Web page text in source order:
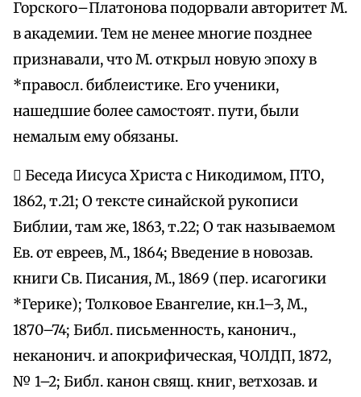
Горского–Платонова подорвали авторитет М.
в академии. Тем не менее многие позднее
признавали, что М. открыл новую эпоху в
*правосл. библеистике. Его ученики,
нашедшие более самостоят. пути, были
немалым ему обязаны.
 Беседа Иисуса Христа с Никодимом, ПТО,
1862, т.21; О тексте синайской рукописи
Библии, там же, 1863, т.22; О так называемом
Ев. от евреев, М., 1864; Введение в новозав.
книги Св. Писания, М., 1869 (пер. исагогики
*Герике); Толковое Евангелие, кн.1–3, М.,
1870–74; Библ. письменность, канонич.,
неканонич. и апокрифическая, ЧОЛДП, 1872,
№ 1–2; Библ. канон свящ. книг, ветхозав. и